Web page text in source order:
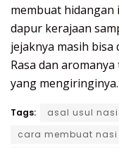
membuat
dapur kerajaan
jejaknya masih
Rasa dan
yang mengiringinya.
Tags:
asal usul nasi
cara membuat nasi